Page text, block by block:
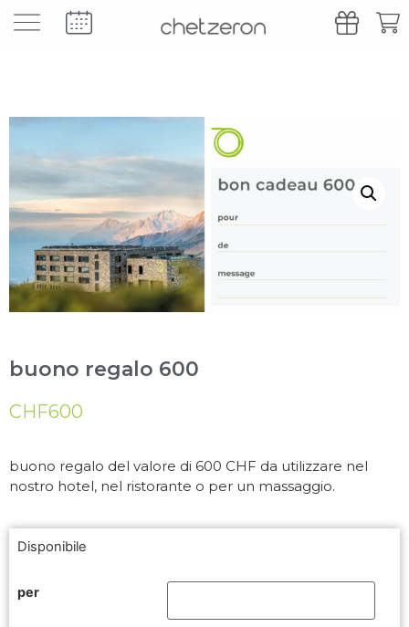
buono regalo 600
CHF600
buono regalo del valore di 600 CHF da utilizzare nel
nostro hotel, nel ristorante o per un massaggio.
Disponibile
per